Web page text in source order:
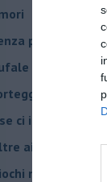
parole - 1
d'amore
ci
ai cinque
nel bosco